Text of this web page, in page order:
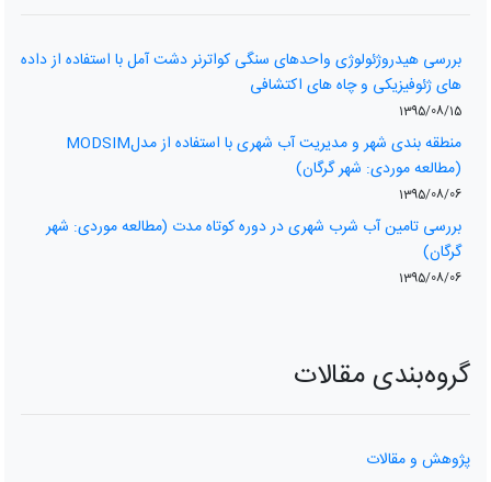
بررسی هیدروژئولوژی واحدهای سنگی کواترنر دشت آمل با استفاده از داده
های ژئوفیزیکی و چاه های اکتشافی
1395/08/15
منطقه بندی شھر و مدیریت آب شھری با استفاده از مدلMODSIM
(مطالعه موردی: شھر گرگان)
1395/08/06
بررسی تامین آب شرب شهری در دوره کوتاه مدت (مطالعه موردی: شهر
گرگان)
1395/08/06
گروه‌بندی مقالات
پژوهش و مقالات